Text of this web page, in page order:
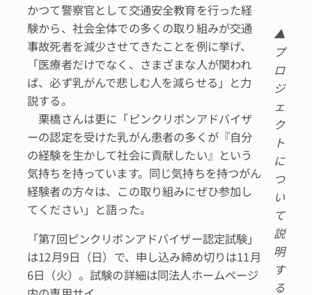
▲
プ
ロ
ジ
ェ
ク
ト
に
つ
い
て
説
明
す
る
かつて警察官として交通安全教育を行った経
験から、社会全体での多くの取り組みが交通
事故死者を減少させてきたことを例に挙げ、
「医療者だけでなく、さまざまな人が関われ
ば、必ず乳がんで悲しむ人を減らせる」と力
説する。
栗橋さんは更に「ピンクリボンアドバイザ
ーの認定を受けた乳がん患者の多くが『自分
の経験を生かして社会に貢献したい』という
気持ちを持っています。同じ気持ちを持つがん
経験者の方々は、この取り組みにぜひ参加し
てください」と語った。
「第7回ピンクリボンアドバイザー認定試験」
は12月9日（日）で、申し込み締め切りは11月
6日（火）。試験の詳細は同法人ホームページ